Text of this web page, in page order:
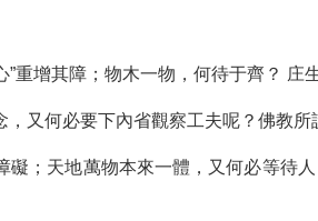
重增其障；物木一物，何待于齊？ 庄生
又何必要下內省觀察工夫呢？佛教所
礙；天地萬物本來一體，又何必等待